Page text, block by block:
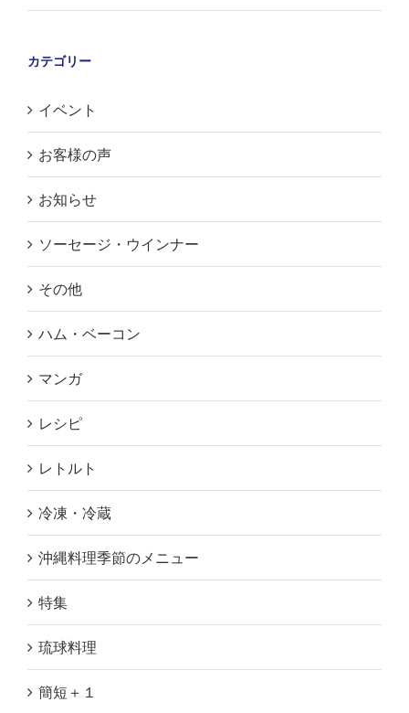
カテゴリー
イベント
お客様の声
お知らせ
ソーセージ・ウインナー
その他
ハム・ベーコン
マンガ
レシピ
レトルト
冷凍・冷蔵
沖縄料理季節のメニュー
特集
琉球料理
簡短＋１